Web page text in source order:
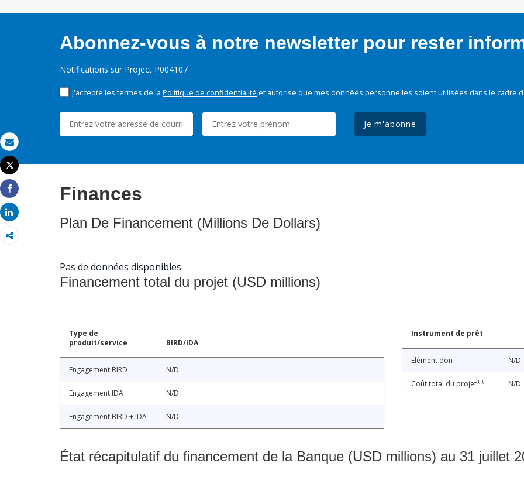
Email
Imprimer
Tweet
Share
Share
Abonnez-vous à notre newsletter pour rester
Notifications sur Project P004107
J'accepte les termes de la Politique de confidentialité et autorise que mes données personnelles soient utilisées dans le cadre
Je m'abonne
Finances
Plan De Financement (Millions De Dollars)
Pas de données disponibles.
Financement total du projet (USD millions)
Type de
produit/service
BIRD/IDA
Engagement BIRD N/D
Engagement IDA N/D
Engagement BIRD + IDA N/D
Instrument de prêt
Élément don N/D
Coût total du projet** N/D
État récapitulatif du financement de la Banque (USD millions) au 31 juillet